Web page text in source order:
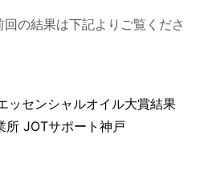
の結果は下記よりご覧くださ
ッセンシャルオイル大賞結果
所 JOTサポート神戸